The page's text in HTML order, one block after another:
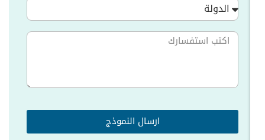
الدولة
ارسال النموذج